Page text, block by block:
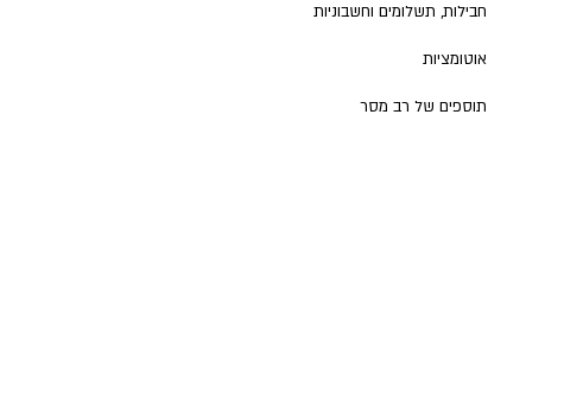
חבילות, תשלומים וחשבוניות
אוטומציות
תוספים של רב מסר